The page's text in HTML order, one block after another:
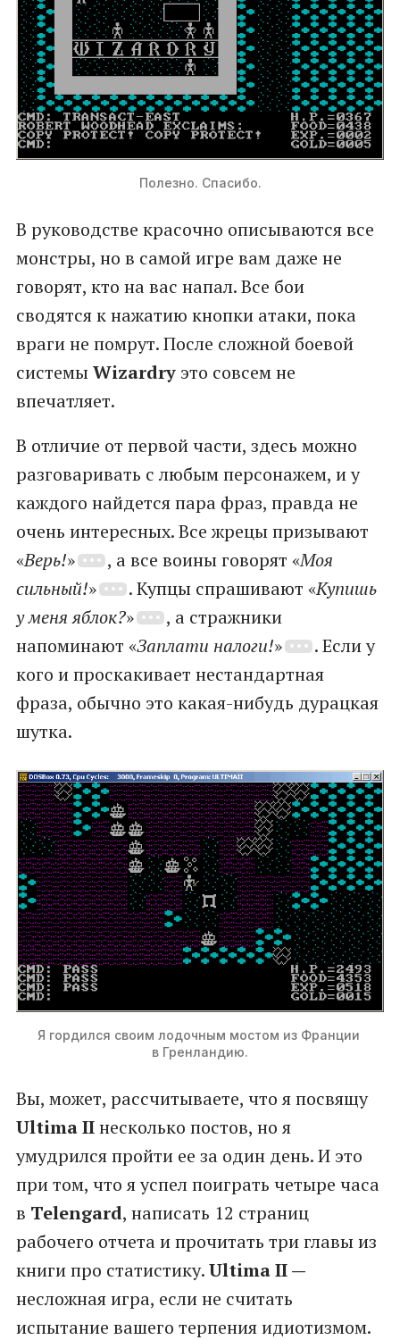
Полезно. Спасибо.
В руководстве красочно описываются все
монстры, но в самой игре вам даже не
говорят, кто на вас напал. Все бои
сводятся к нажатию кнопки атаки, пока
враги не помрут. После сложной боевой
системыWizardryэто совсем не
впечатляет.
В отличие от первой части, здесь можно
разговаривать с любым персонажем, и у
каждого найдется пара фраз, правда не
очень интересных. Все жрецы призывают
«Верь!» , а все воины говорят «Моя
сильный!» . Купцы спрашивают «Купишь
у меня яблок?»
, а стражники
напоминают «Заплати налоги!»
. Если у
кого и проскакивает нестандартная
фраза, обычно это какая-нибудь дурацкая
шутка.
Я гордился своим лодочным мостом из Франции
в Гренландию.
Вы, может, рассчитываете, что я посвящу
Ultima IIнесколько постов, но я
умудрился пройти ее за один день. И это
при том, что я успел поиграть четыре часа
в Telengard, написать 12 страниц
рабочего отчета и прочитать три главы из
книги про статистику.Ultima II —
несложная игра, если не считать
испытание вашего терпения идиотизмом.